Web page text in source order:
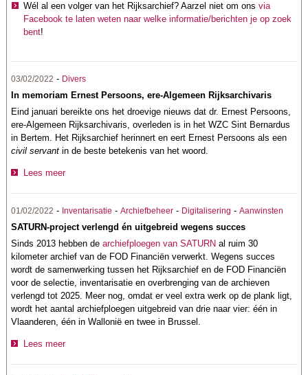
Wél al een volger van het Rijksarchief? Aarzel niet om ons via
Facebook te laten weten naar welke informatie/berichten je op zoek
bent!
03/02/2022 - Divers
In memoriam Ernest Persoons, ere-Algemeen Rijksarchivaris
Eind januari bereikte ons het droevige nieuws dat dr. Ernest Persoons,
ere-Algemeen Rijksarchivaris, overleden is in het WZC Sint Bernardus
in Bertem. Het Rijksarchief herinnert en eert Ernest Persoons als een
civil servant in de beste betekenis van het woord.
Lees meer
01/02/2022 - Inventarisatie -Archiefbeheer - Digitalisering -Aanwinsten
SATURN-project verlengd én uitgebreid wegens succes
Sinds 2013 hebben dearchiefploegen van SATURN al ruim 30
kilometer archief van de FOD Financiën verwerkt. Wegens succes
wordt de samenwerking tussen het Rijksarchief en de FOD Financiën
voor de selectie, inventarisatie en overbrenging van de archieven
verlengd tot 2025. Meer nog, omdat er veel extra werk op de plank ligt,
wordt het aantal archiefploegen uitgebreid van drie naar vier: één in
Vlaanderen, één in Wallonië en twee in Brussel.
Lees meer